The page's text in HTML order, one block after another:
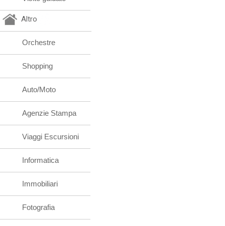
Altro
Orchestre
Shopping
Auto/Moto
Agenzie Stampa
Viaggi Escursioni
Informatica
Immobiliari
Fotografia